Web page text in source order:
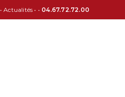
•Actualités • • 04.67.72.72.00